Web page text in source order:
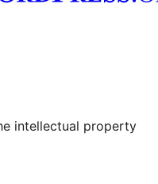
Tumblr account
intellectual property